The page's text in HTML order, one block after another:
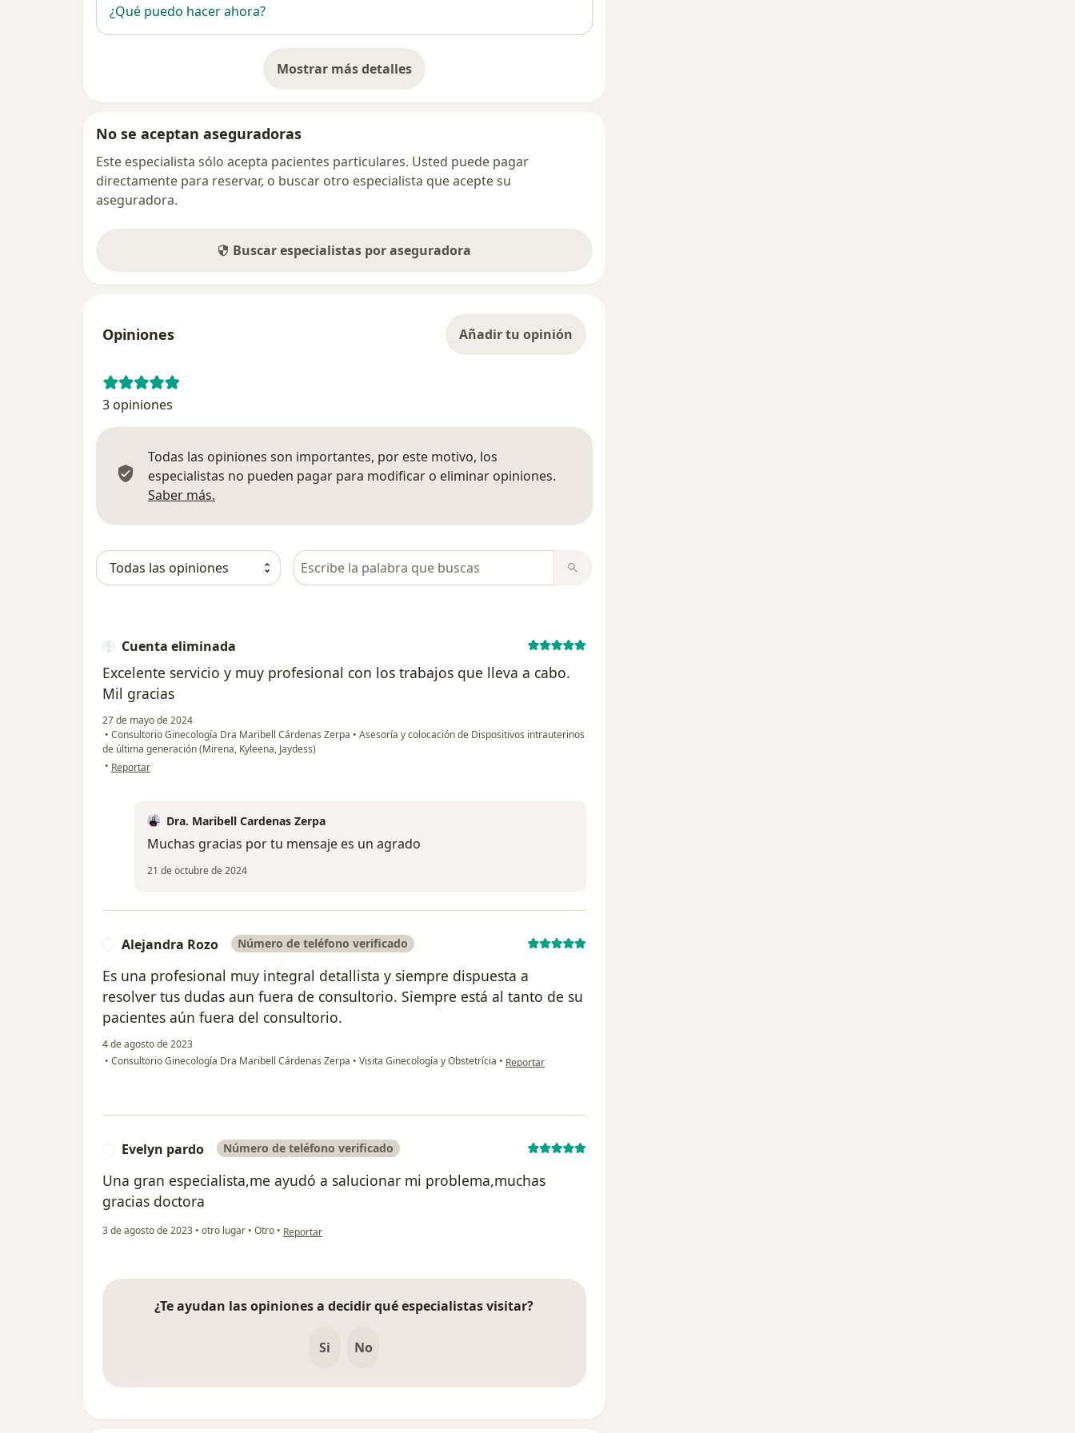
¿Qué puedo hacer ahora?
Mostrar más detalles
sobre la dirección
No se aceptan aseguradoras
Este especialista sólo acepta pacientes particulares. Usted puede pagar
directamente para reservar, o buscar otro especialista que acepte su
aseguradora.
Buscar especialistas por aseguradora
Opiniones Añadir tu opinión
3 opiniones
Todas las opiniones son importantes, por este motivo, los
especialistas no pueden pagar para modificar o eliminar opiniones.
Saber más.
Busca en opiniones
Cuenta eliminada
Excelente servicio y muy profesional con los trabajos que lleva a cabo.
Mil gracias
27 de mayo de 2024
• Consultorio Ginecología Dra Maribell Cárdenas Zerpa • Asesoría y colocación de Dispositivos intrauterinos
de última generación (Mirena, Kyleena, Jaydess)
• en opinión del usuario Cuenta eliminada
Reportar
Dra. Maribell Cardenas Zerpa
Muchas gracias por tu mensaje es un agrado
21 de octubre de 2024
Alejandra Rozo Número de teléfono verificado
Es una profesional muy integral detallista y siempre dispuesta a
resolver tus dudas aun fuera de consultorio. Siempre está al tanto de su
pacientes aún fuera del consultorio.
4 de agosto de 2023
• Consultorio Ginecología Dra Maribell Cárdenas Zerpa • Visita Ginecología y Obstetrícia • en opinión del usuario Alejandra Rozo
Reportar
Evelyn pardo Número de teléfono verificado
Una gran especialista,me ayudó a salucionar mi problema,muchas
gracias doctora
3 de agosto de 2023 • otro lugar • Otro • en opinión del usuario Evelyn pardo
Reportar
¿Te ayudan las opiniones a decidir qué especialistas visitar?
Si No